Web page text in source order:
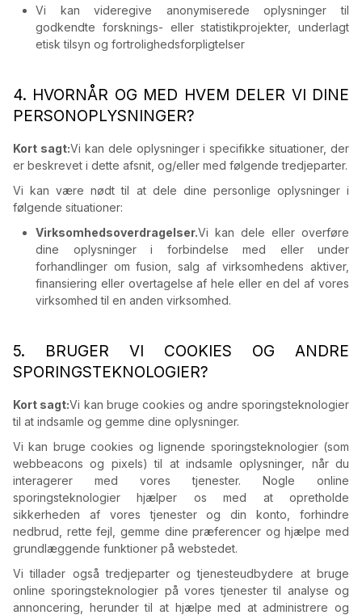
Vi kan videregive anonymiserede oplysninger til
godkendte forsknings- eller statistikprojekter, underlagt
etisk tilsyn og fortrolighedsforpligtelser
4. HVORNÅR OG MED HVEM DELER VI DINE
PERSONOPLYSNINGER?
Kort sagt:Vi kan dele oplysninger i specifikke situationer, der
er beskrevet i dette afsnit, og/eller med følgende tredjeparter.
Vi kan være nødt til at dele dine personlige oplysninger i
følgende situationer:
Virksomhedsoverdragelser.Vi kan dele eller overføre
dine oplysninger i forbindelse med eller under
forhandlinger om fusion, salg af virksomhedens aktiver,
finansiering eller overtagelse af hele eller en del af vores
virksomhed til en anden virksomhed.
5. BRUGER VI COOKIES OG ANDRE
SPORINGSTEKNOLOGIER?
Kort sagt:Vi kan bruge cookies og andre sporingsteknologier
til at indsamle og gemme dine oplysninger.
Vi kan bruge cookies og lignende sporingsteknologier (som
webbeacons og pixels) til at indsamle oplysninger, når du
interagerer med vores tjenester. Nogle online
sporingsteknologier hjælper os med at opretholde
sikkerheden af vores tjenester og din konto, forhindre
nedbrud, rette fejl, gemme dine præferencer og hjælpe med
grundlæggende funktioner på webstedet.
Vi tillader også tredjeparter og tjenesteudbydere at bruge
online sporingsteknologier på vores tjenester til analyse og
annoncering, herunder til at hjælpe med at administrere og